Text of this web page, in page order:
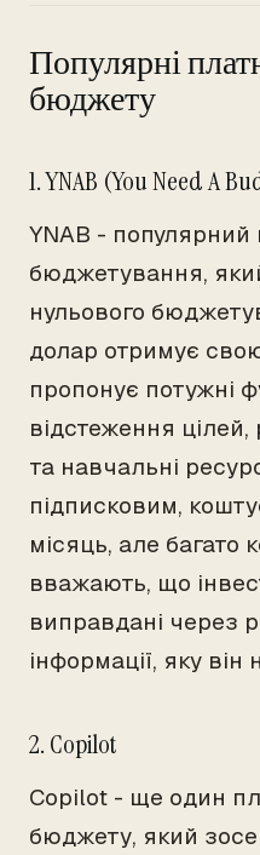
Популярні
бюджету
1. YNAB (You Need A
YNAB -
бюджетування,
нульового
долар отримує
пропонує потужні
відстеження цілей,
та навчальні
підписковим,
місяць, але багато
вважають, що
виправдані через
інформації, яку він
2. Copilot
Copilot - ще один
бюджету, який